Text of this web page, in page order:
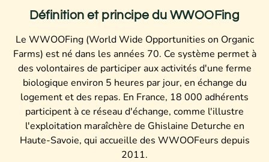
Définition et principe du WWOOFing
Le WWOOFing (World Wide Opportunities on Organic
Farms) est né dans les années 70. Ce système permet à
des volontaires de participer aux activités d'une ferme
biologique environ 5 heures par jour, en échange du
logement et des repas. En France, 18 000 adhérents
participent à ce réseau d'échange, comme l'illustre
l'exploitation maraîchère de Ghislaine Deturche en
Haute-Savoie, qui accueille des WWOOFeurs depuis
2011.